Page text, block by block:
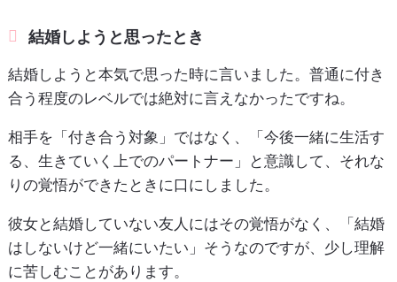
結婚しようと思ったとき
結婚しようと本気で思った時に言いました。普通に付き
合う程度のレベルでは絶対に言えなかったですね。
相手を「付き合う対象」ではなく、「今後一緒に生活す
る、生きていく上でのパートナー」と意識して、それな
りの覚悟ができたときに口にしました。
彼女と結婚していない友人にはその覚悟がなく、「結婚
はしないけど一緒にいたい」そうなのですが、少し理解
に苦しむことがあります。